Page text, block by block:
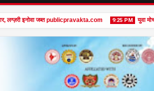
इनोवा जब्त publicpravakta.com 9:25 PM
Feb
युवा मोर्चा